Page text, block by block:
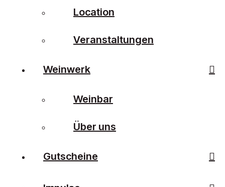
Location
Veranstaltungen
Weinwerk
Weinbar
Über uns
Gutscheine